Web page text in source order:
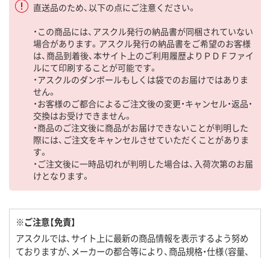
直送品のため、以下の点にご注意ください。
・この商品には、アスクル発行の納品書が同梱されていない
場合があります。アスクル発行の納品書をご希望のお客様
は、商品到着後、本サイト上のご利用履歴よりＰＤＦファイ
ルにて印刷することが可能です。
・アスクルのダンボールもしくは袋でのお届けではありま
せん。
・お客様のご都合によるご注文後の変更・キャンセル・返品・
交換はお受けできません。
・商品のご注文後に商品がお届けできないことが判明した
際には、ご注文をキャンセルさせていただくことがありま
す。
・ご注文後に一時品切れが判明した場合は、入荷次第のお届
けとなります。
※ご注意【免責】
アスクルでは、サイト上に最新の商品情報を表示するよう努め
ておりますが、メーカーの都合等により、商品規格・仕様（容量、